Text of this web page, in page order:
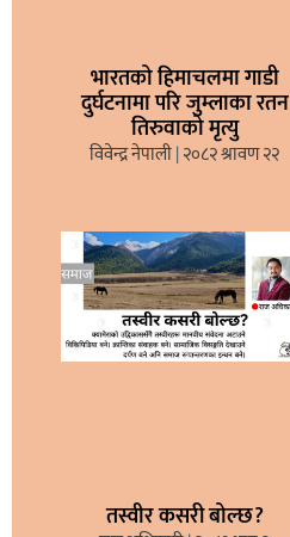
भारतको हिमाचलमा गाडी
दुर्घटनामा परि जुम्लाका रतन
तिरुवाको मृत्यु
विवेन्द्र नेपाली २०८२ श्रावण २२
तस्वीर कसरी बोल्छ?